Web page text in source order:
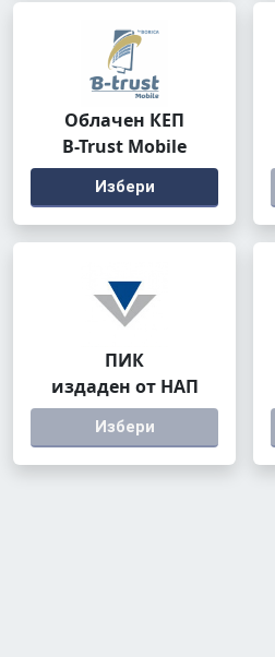
Облачен КЕП
B-Trust Mobile
Избери
ПИК
издаден от НАП
Избери